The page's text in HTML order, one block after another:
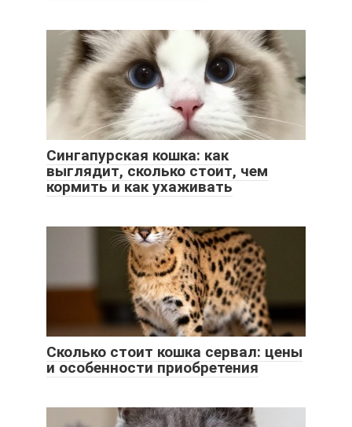
Сингапурская кошка: как
выглядит, сколько стоит, чем
кормить и как ухаживать
Сколько стоит кошка сервал: цены
и особенности приобретения